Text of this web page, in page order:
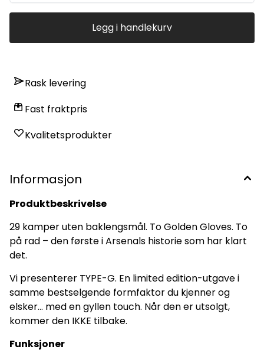
Legg i handlekurv
Rask levering
Fast fraktpris
Kvalitetsprodukter
Informasjon
Produktbeskrivelse
29 kamper uten baklengsmål. To Golden Gloves. To
på rad – den første i Arsenals historie som har klart
det.
Vi presenterer TYPE-G. En limited edition-utgave i
samme bestselgende formfaktor du kjenner og
elsker... med en gyllen touch. Når den er utsolgt,
kommer den IKKE tilbake.
Funksjoner